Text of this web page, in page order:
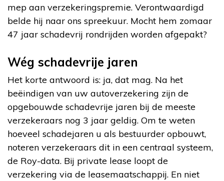
mep aan verzekeringspremie. Verontwaardigd
belde hij naar ons spreekuur. Mocht hem zomaar
47 jaar schadevrij rondrijden worden afgepakt?
Wég schadevrije jaren
Het korte antwoord is: ja, dat mag. Na het
beëindigen van uw autoverzekering zijn de
opgebouwde schadevrije jaren bij de meeste
verzekeraars nog 3 jaar geldig. Om te weten
hoeveel schadejaren u als bestuurder opbouwt,
noteren verzekeraars dit in een centraal systeem,
de Roy-data. Bij private lease loopt de
verzekering via de leasemaatschappij. En niet